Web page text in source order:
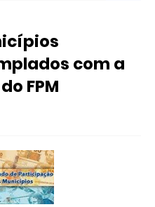
TRANSPARENTE E
com a
FPM